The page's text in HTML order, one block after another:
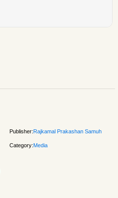
Publisher:Rajkamal Prakashan Samuh
Category:Media